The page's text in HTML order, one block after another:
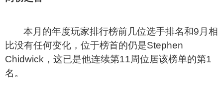
本月的年度玩家排行榜前几位选手排名和9月相
比没有任何变化，位于榜首的仍是Stephen
Chidwick，这已是他连续第11周位居该榜单的第1
名。